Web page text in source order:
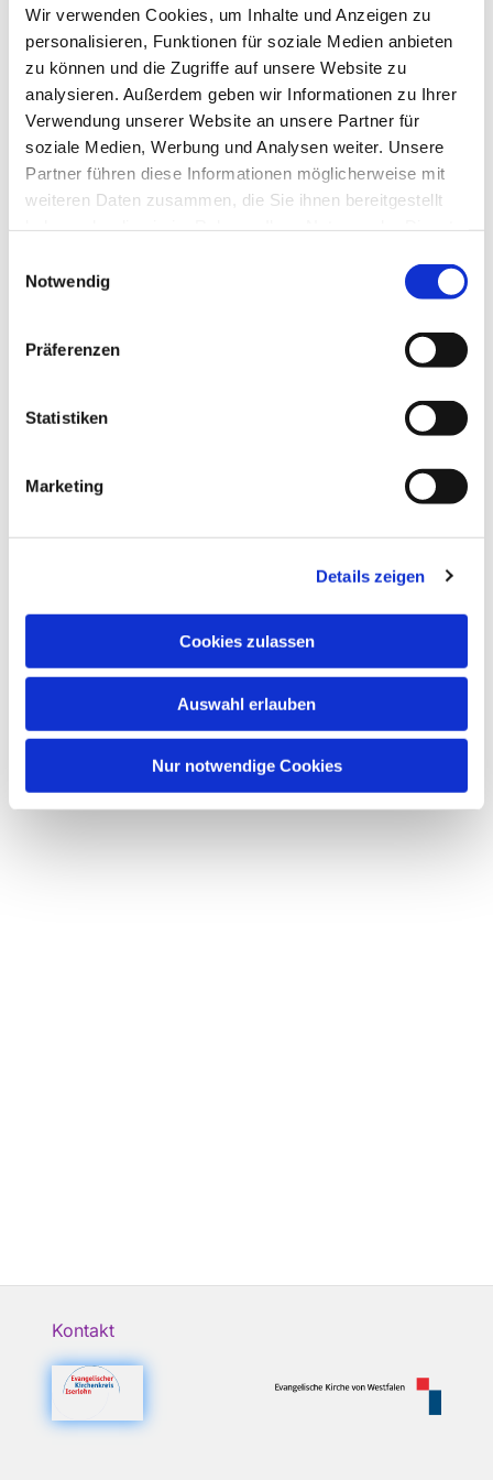
Wir verwenden Cookies, um Inhalte und Anzeigen zu
personalisieren, Funktionen für soziale Medien anbieten
zu können und die Zugriffe auf unsere Website zu
analysieren. Außerdem geben wir Informationen zu Ihrer
Verwendung unserer Website an unsere Partner für
soziale Medien, Werbung und Analysen weiter. Unsere
Partner führen diese Informationen möglicherweise mit
weiteren Daten zusammen, die Sie ihnen bereitgestellt
Notwendig
Präferenzen
Statistiken
Marketing
Details zeigen
Cookies zulassen
Auswahl erlauben
Nur notwendige Cookies
Platz 1, 58710 Menden
Pfarrer Ehrenfried Erbsch
Dies könnte Sie auch
interessieren
Kontakt